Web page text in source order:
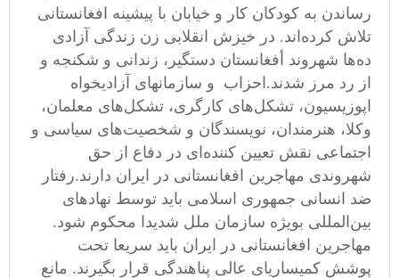
رساندن به کودکان کار و خیابان با پیشینه افغانستانی
تلاش کرده‌اند. در خیزش انقلابی زن زندگی آزادی
ده‌ها شهروند أفغانستان دستگیر، زندانی و شکنجه و
از رد مرز شدند.احزاب و سازمانهای آزادیخواه
اپوزیسیون، تشکل‌های کارگری، تشکل‌های معلمان،
وکلا، هنرمندان، نویسندگان و شخصیت‌های سیاسی و
اجتماعی نقش تعیین‌ کننده‌ای در دفاع از حق
شهروندی مهاجرین افغانستانی در ایران دارند.رفتار
ضد انسانی جمهوری اسلامی باید توسط نهادهای
بین‌المللی بویژه سازمان ملل شدیدا محکوم شود.
مهاجرین افغانستانی در ایران باید سریعا تحت
پوشش کمیساریای عالی پناهندگی قرار بگیرند. مانع